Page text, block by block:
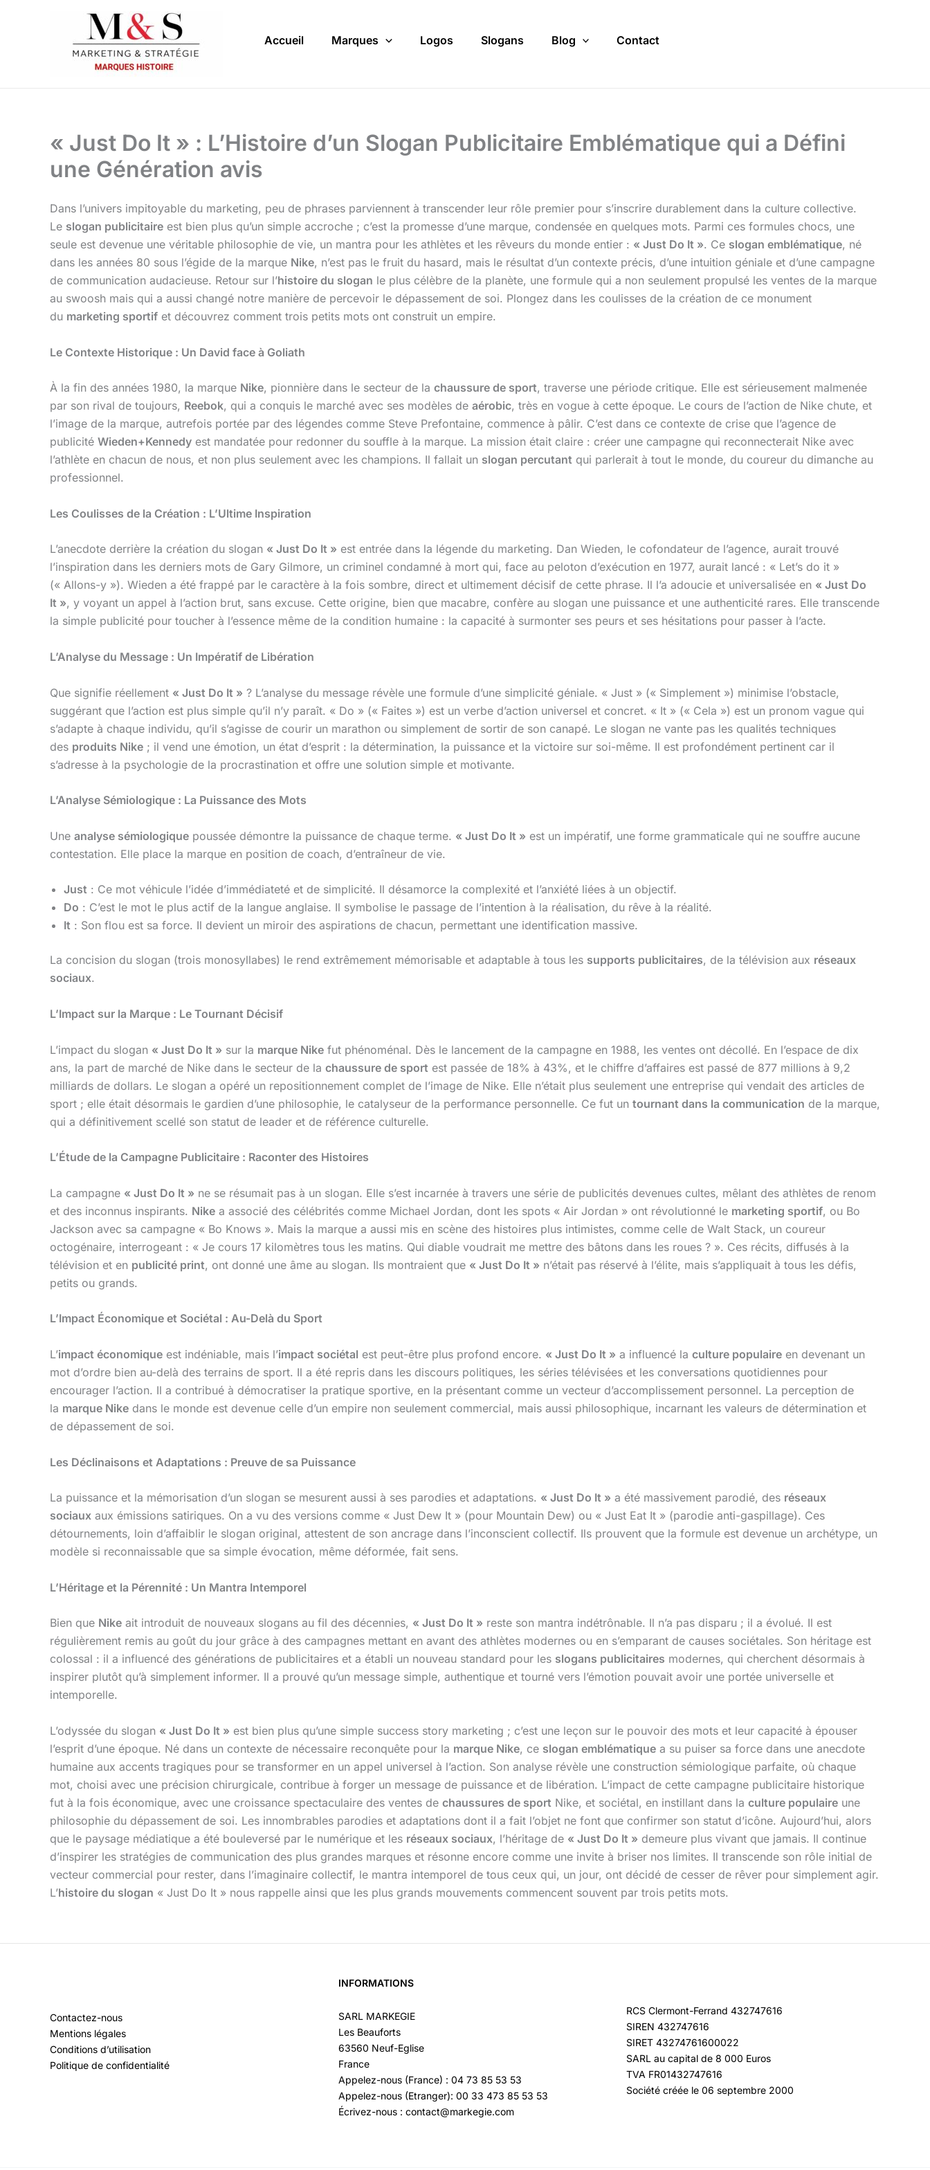
Accueil Marques Logos Slogans Blog Contact
« Just Do It » : L’Histoire d’un Slogan Publicitaire Emblématique qui a Défini
une Génération avis
Dans l’univers impitoyable du marketing, peu de phrases parviennent à transcender leur rôle premier pour s’inscrire durablement dans la culture collective.
Le slogan publicitaire est bien plus qu’un simple accroche ; c’est la promesse d’une marque, condensée en quelques mots. Parmi ces formules chocs, une
seule est devenue une véritable philosophie de vie, un mantra pour les athlètes et les rêveurs du monde entier : « Just Do It ». Ce slogan emblématique, né
dans les années 80 sous l’égide de la marque Nike, n’est pas le fruit du hasard, mais le résultat d’un contexte précis, d’une intuition géniale et d’une campagne
de communication audacieuse. Retour sur l’histoire du slogan le plus célèbre de la planète, une formule qui a non seulement propulsé les ventes de la marque
au swoosh mais qui a aussi changé notre manière de percevoir le dépassement de soi. Plongez dans les coulisses de la création de ce monument
du marketing sportif et découvrez comment trois petits mots ont construit un empire.
Le Contexte Historique : Un David face à Goliath
À la fin des années 1980, la marque Nike, pionnière dans le secteur de la chaussure de sport, traverse une période critique. Elle est sérieusement malmenée
par son rival de toujours, Reebok, qui a conquis le marché avec ses modèles de aérobic, très en vogue à cette époque. Le cours de l’action de Nike chute, et
l’image de la marque, autrefois portée par des légendes comme Steve Prefontaine, commence à pâlir. C’est dans ce contexte de crise que l’agence de
publicité Wieden+Kennedy est mandatée pour redonner du souffle à la marque. La mission était claire : créer une campagne qui reconnecterait Nike avec
l’athlète en chacun de nous, et non plus seulement avec les champions. Il fallait un slogan percutant qui parlerait à tout le monde, du coureur du dimanche au
professionnel.
Les Coulisses de la Création : L’Ultime Inspiration
L’anecdote derrière la création du slogan « Just Do It » est entrée dans la légende du marketing. Dan Wieden, le cofondateur de l’agence, aurait trouvé
l’inspiration dans les derniers mots de Gary Gilmore, un criminel condamné à mort qui, face au peloton d’exécution en 1977, aurait lancé : « Let’s do it »
(« Allons-y »). Wieden a été frappé par le caractère à la fois sombre, direct et ultimement décisif de cette phrase. Il l’a adoucie et universalisée en « Just Do
It », y voyant un appel à l’action brut, sans excuse. Cette origine, bien que macabre, confère au slogan une puissance et une authenticité rares. Elle transcende
la simple publicité pour toucher à l’essence même de la condition humaine : la capacité à surmonter ses peurs et ses hésitations pour passer à l’acte.
L’Analyse du Message : Un Impératif de Libération
Que signifie réellement « Just Do It » ? L’analyse du message révèle une formule d’une simplicité géniale. « Just » (« Simplement ») minimise l’obstacle,
suggérant que l’action est plus simple qu’il n’y paraît. « Do » (« Faites ») est un verbe d’action universel et concret. « It » (« Cela ») est un pronom vague qui
s’adapte à chaque individu, qu’il s’agisse de courir un marathon ou simplement de sortir de son canapé. Le slogan ne vante pas les qualités techniques
des produits Nike ; il vend une émotion, un état d’esprit : la détermination, la puissance et la victoire sur soi-même. Il est profondément pertinent car il
s’adresse à la psychologie de la procrastination et offre une solution simple et motivante.
L’Analyse Sémiologique : La Puissance des Mots
Une analyse sémiologique poussée démontre la puissance de chaque terme. « Just Do It » est un impératif, une forme grammaticale qui ne souffre aucune
contestation. Elle place la marque en position de coach, d’entraîneur de vie.
Just : Ce mot véhicule l’idée d’immédiateté et de simplicité. Il désamorce la complexité et l’anxiété liées à un objectif.
Do : C’est le mot le plus actif de la langue anglaise. Il symbolise le passage de l’intention à la réalisation, du rêve à la réalité.
It : Son flou est sa force. Il devient un miroir des aspirations de chacun, permettant une identification massive.
La concision du slogan (trois monosyllabes) le rend extrêmement mémorisable et adaptable à tous les supports publicitaires, de la télévision aux réseaux
sociaux.
L’Impact sur la Marque : Le Tournant Décisif
L’impact du slogan « Just Do It » sur la marque Nike fut phénoménal. Dès le lancement de la campagne en 1988, les ventes ont décollé. En l’espace de dix
ans, la part de marché de Nike dans le secteur de la chaussure de sport est passée de 18% à 43%, et le chiffre d’affaires est passé de 877 millions à 9,2
milliards de dollars. Le slogan a opéré un repositionnement complet de l’image de Nike. Elle n’était plus seulement une entreprise qui vendait des articles de
sport ; elle était désormais le gardien d’une philosophie, le catalyseur de la performance personnelle. Ce fut un tournant dans la communication de la marque,
qui a définitivement scellé son statut de leader et de référence culturelle.
L’Étude de la Campagne Publicitaire : Raconter des Histoires
La campagne « Just Do It » ne se résumait pas à un slogan. Elle s’est incarnée à travers une série de publicités devenues cultes, mêlant des athlètes de renom
et des inconnus inspirants. Nike a associé des célébrités comme Michael Jordan, dont les spots « Air Jordan » ont révolutionné le marketing sportif, ou Bo
Jackson avec sa campagne « Bo Knows ». Mais la marque a aussi mis en scène des histoires plus intimistes, comme celle de Walt Stack, un coureur
octogénaire, interrogeant : « Je cours 17 kilomètres tous les matins. Qui diable voudrait me mettre des bâtons dans les roues ? ». Ces récits, diffusés à la
télévision et en publicité print, ont donné une âme au slogan. Ils montraient que « Just Do It » n’était pas réservé à l’élite, mais s’appliquait à tous les défis,
petits ou grands.
L’Impact Économique et Sociétal : Au-Delà du Sport
L’impact économique est indéniable, mais l’impact sociétal est peut-être plus profond encore. « Just Do It » a influencé la culture populaire en devenant un
mot d’ordre bien au-delà des terrains de sport. Il a été repris dans les discours politiques, les séries télévisées et les conversations quotidiennes pour
encourager l’action. Il a contribué à démocratiser la pratique sportive, en la présentant comme un vecteur d’accomplissement personnel. La perception de
la marque Nike dans le monde est devenue celle d’un empire non seulement commercial, mais aussi philosophique, incarnant les valeurs de détermination et
de dépassement de soi.
Les Déclinaisons et Adaptations : Preuve de sa Puissance
La puissance et la mémorisation d’un slogan se mesurent aussi à ses parodies et adaptations. « Just Do It » a été massivement parodié, des réseaux
sociaux aux émissions satiriques. On a vu des versions comme « Just Dew It » (pour Mountain Dew) ou « Just Eat It » (parodie anti-gaspillage). Ces
détournements, loin d’affaiblir le slogan original, attestent de son ancrage dans l’inconscient collectif. Ils prouvent que la formule est devenue un archétype, un
modèle si reconnaissable que sa simple évocation, même déformée, fait sens.
L’Héritage et la Pérennité : Un Mantra Intemporel
Bien que Nike ait introduit de nouveaux slogans au fil des décennies, « Just Do It » reste son mantra indétrônable. Il n’a pas disparu ; il a évolué. Il est
régulièrement remis au goût du jour grâce à des campagnes mettant en avant des athlètes modernes ou en s’emparant de causes sociétales. Son héritage est
colossal : il a influencé des générations de publicitaires et a établi un nouveau standard pour les slogans publicitaires modernes, qui cherchent désormais à
inspirer plutôt qu’à simplement informer. Il a prouvé qu’un message simple, authentique et tourné vers l’émotion pouvait avoir une portée universelle et
intemporelle.
L’odyssée du slogan « Just Do It » est bien plus qu’une simple success story marketing ; c’est une leçon sur le pouvoir des mots et leur capacité à épouser
l’esprit d’une époque. Né dans un contexte de nécessaire reconquête pour la marque Nike, ce slogan emblématique a su puiser sa force dans une anecdote
humaine aux accents tragiques pour se transformer en un appel universel à l’action. Son analyse révèle une construction sémiologique parfaite, où chaque
mot, choisi avec une précision chirurgicale, contribue à forger un message de puissance et de libération. L’impact de cette campagne publicitaire historique
fut à la fois économique, avec une croissance spectaculaire des ventes de chaussures de sport Nike, et sociétal, en instillant dans la culture populaire une
philosophie du dépassement de soi. Les innombrables parodies et adaptations dont il a fait l’objet ne font que confirmer son statut d’icône. Aujourd’hui, alors
que le paysage médiatique a été bouleversé par le numérique et les réseaux sociaux, l’héritage de « Just Do It » demeure plus vivant que jamais. Il continue
d’inspirer les stratégies de communication des plus grandes marques et résonne encore comme une invite à briser nos limites. Il transcende son rôle initial de
vecteur commercial pour rester, dans l’imaginaire collectif, le mantra intemporel de tous ceux qui, un jour, ont décidé de cesser de rêver pour simplement agir.
L’histoire du slogan « Just Do It » nous rappelle ainsi que les plus grands mouvements commencent souvent par trois petits mots.
Contactez-nous
Mentions légales
Conditions d’utilisation
Politique de confidentialité
INFORMATIONS
SARL MARKEGIE
Les Beauforts
63560 Neuf-Eglise
France
Appelez-nous (France) : 04 73 85 53 53
Appelez-nous (Etranger): 00 33 473 85 53 53
Écrivez-nous : contact@markegie.com
RCS Clermont-Ferrand 432747616
SIREN 432747616
SIRET 43274761600022
SARL au capital de 8 000 Euros
TVA FR01432747616
Société créée le 06 septembre 2000